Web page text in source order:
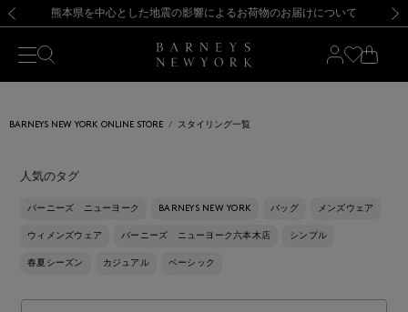
新規登録のお客様も対象！＜MY BARNEYS＞会員のお客様は11,000円（税込）以上のお買上げで常時送料無料！お買い物の際は会員登録を！
【夏季休業に伴う返品・交換承り一時停止のお知らせ】（2026.8.5）
熊本県を中心とした地震の影響によるお荷物のお届けについて
【開催中】SUMMER SALEのご案内・ご注意事項 新規登録のお客様も対象！＜MY BARNEYS＞会員のお客様は11,000円（税込）以上のお買上げで常時送料無料！お買い物の際は会員登録を！
【夏季休業に伴う返品・交換承り一時停止のお知らせ】（2026.8.5）
BARNEYS NEW YORK ONLINE STORE スタイリング一覧
人気のタグ
バーニーズ ニューヨーク BARNEYS NEW YORK バッグ メンズウェア
ウィメンズウェア バーニーズ ニューヨーク六本木店 シンプル
春夏シーズン カジュアル ベーシック